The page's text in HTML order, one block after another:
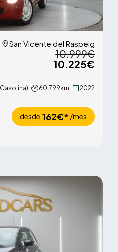
San Vicente del Raspeig
10.999€
10.225€
60.799km 2022
desde 162€* /mes